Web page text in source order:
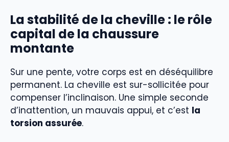
La stabilité de la cheville : le rôle
capital de la chaussure
montante
Sur une pente, votre corps est en déséquilibre
permanent. La cheville est sur-sollicitée pour
compenser l’inclinaison. Une simple seconde
d’inattention, un mauvais appui, et c’est la
torsion assurée.